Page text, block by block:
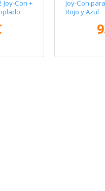
Con +
Joy-Con
Rojo y Azul